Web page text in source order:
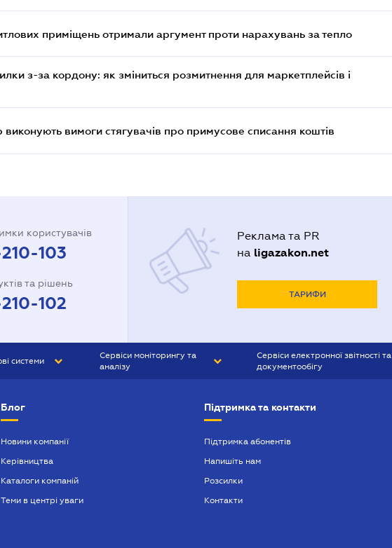
приміщень отримали аргумент проти нарахувань за тепло
з-за кордону: як зміниться розмитнення для маркетплейсів і
виконують вимоги стягувачів про примусове списання коштів
користувачів
103
та рішень
102
Реклама та PR
на ligazakon.net
ТАРИФИ
системи
Сервіси моніторингу та
аналізу
Сервіси електронної звітності та
документообігу
Блог
Новини компанії
Керівництва
Каталоги компаній
Теми в центрі уваги
Підтримка та контакти
Підтримка абонентів
Напишіть нам
Розсилки
Контакти